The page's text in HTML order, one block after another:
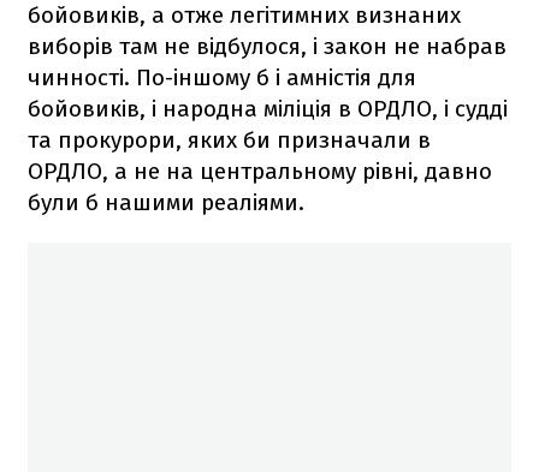
бойовиків, а отже легітимних визнаних
виборів там не відбулося, і закон не набрав
чинності. По-іншому б і амністія для
бойовиків, і народна міліція в ОРДЛО, і судді
та прокурори, яких би призначали в
ОРДЛО, а не на центральному рівні, давно
були б нашими реаліями.